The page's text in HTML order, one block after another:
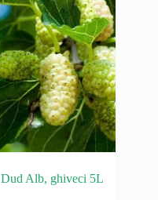
Dud Alb, ghiveci 5L